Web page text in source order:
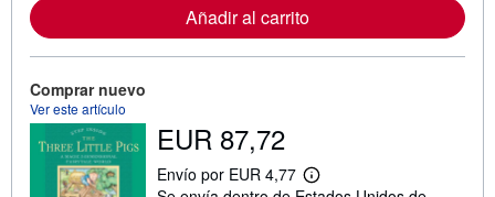
m
a
Añadir al carrito
Comprar nuevo
Ver este artículo
EUR 87,72
Envío por EUR 4,77
M